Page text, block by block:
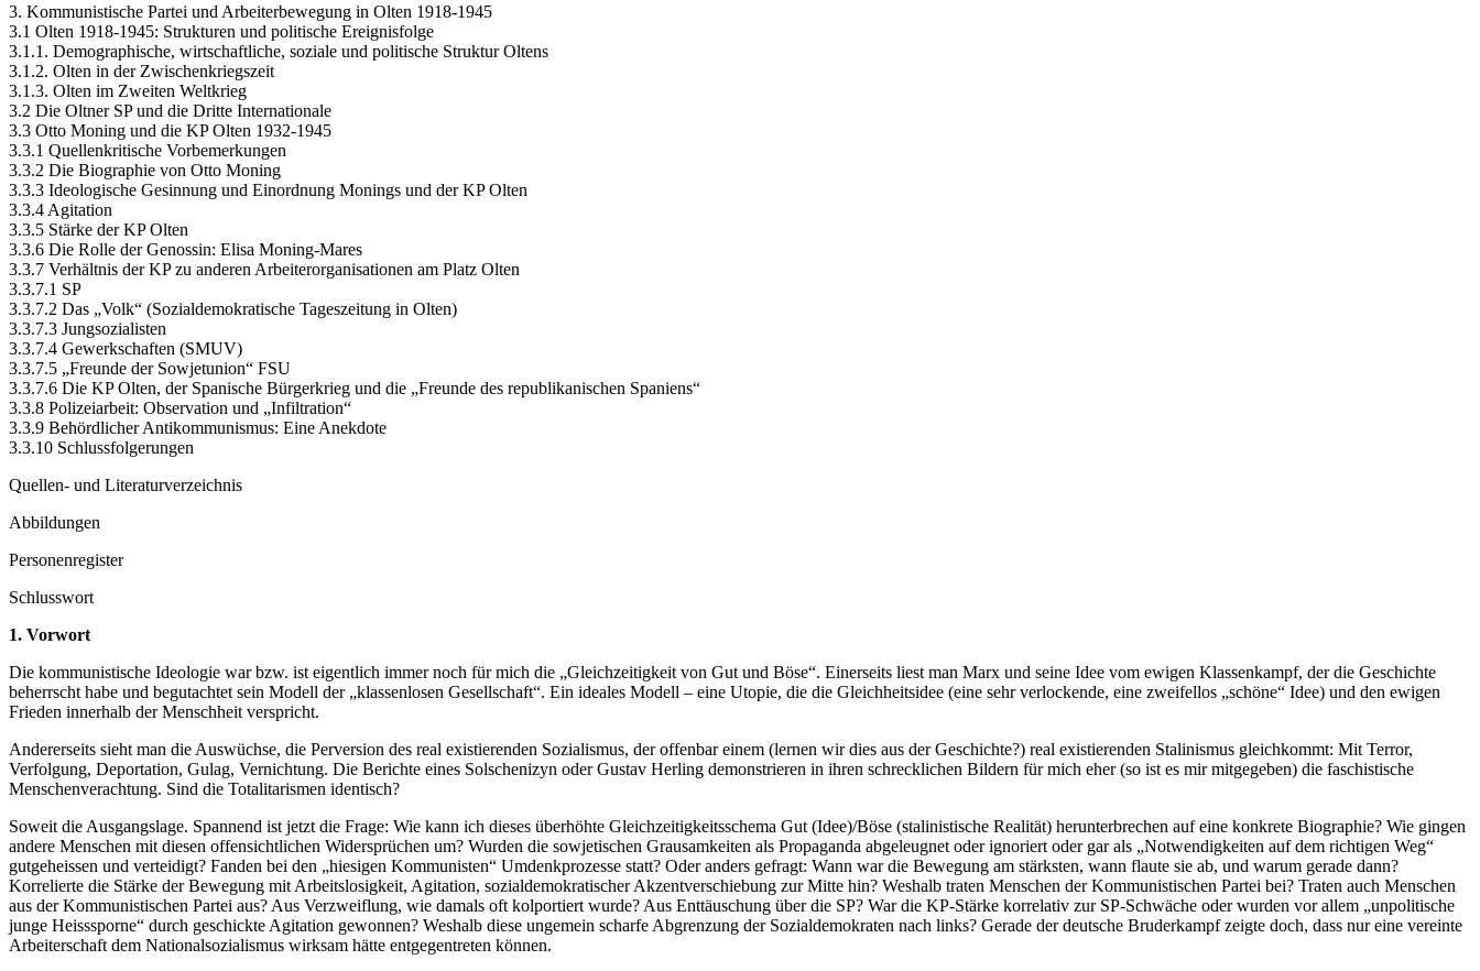
3. Kommunistische Partei und Arbeiterbewegung in Olten 1918-1945
3.1 Olten 1918-1945: Strukturen und politische Ereignisfolge
3.1.1. Demographische, wirtschaftliche, soziale und politische Struktur Oltens
3.1.2. Olten in der Zwischenkriegszeit
3.1.3. Olten im Zweiten Weltkrieg
3.2 Die Oltner SP und die Dritte Internationale
3.3 Otto Moning und die KP Olten 1932-1945
3.3.1 Quellenkritische Vorbemerkungen
3.3.2 Die Biographie von Otto Moning
3.3.3 Ideologische Gesinnung und Einordnung Monings und der KP Olten
3.3.4 Agitation
3.3.5 Stärke der KP Olten
3.3.6 Die Rolle der Genossin: Elisa Moning-Mares
3.3.7 Verhältnis der KP zu anderen Arbeiterorganisationen am Platz Olten
3.3.7.1 SP
3.3.7.2 Das „Volk“ (Sozialdemokratische Tageszeitung in Olten)
3.3.7.3 Jungsozialisten
3.3.7.4 Gewerkschaften (SMUV)
3.3.7.5 „Freunde der Sowjetunion“ FSU
3.3.7.6 Die KP Olten, der Spanische Bürgerkrieg und die „Freunde des republikanischen Spaniens“
3.3.8 Polizeiarbeit: Observation und „Infiltration“
3.3.9 Behördlicher Antikommunismus: Eine Anekdote
3.3.10 Schlussfolgerungen
Quellen- und Literaturverzeichnis
Abbildungen
Personenregister
Schlusswort
1. Vorwort
Die kommunistische Ideologie war bzw. ist eigentlich immer noch für mich die „Gleichzeitigkeit von Gut und Böse“. Einerseits liest man Marx und seine Idee vom ewigen Klassenkampf, der die Geschichte
beherrscht habe und begutachtet sein Modell der „klassenlosen Gesellschaft“. Ein ideales Modell – eine Utopie, die die Gleichheitsidee (eine sehr verlockende, eine zweifellos „schöne“ Idee) und den ewigen
Frieden innerhalb der Menschheit verspricht.
Andererseits sieht man die Auswüchse, die Perversion des real existierenden Sozialismus, der offenbar einem (lernen wir dies aus der Geschichte?) real existierenden Stalinismus gleichkommt: Mit Terror,
Verfolgung, Deportation, Gulag, Vernichtung. Die Berichte eines Solschenizyn oder Gustav Herling demonstrieren in ihren schrecklichen Bildern für mich eher (so ist es mir mitgegeben) die faschistische
Menschenverachtung. Sind die Totalitarismen identisch?
Soweit die Ausgangslage. Spannend ist jetzt die Frage: Wie kann ich dieses überhöhte Gleichzeitigkeitsschema Gut (Idee)/Böse (stalinistische Realität) herunterbrechen auf eine konkrete Biographie? Wie gingen
andere Menschen mit diesen offensichtlichen Widersprüchen um? Wurden die sowjetischen Grausamkeiten als Propaganda abgeleugnet oder ignoriert oder gar als „Notwendigkeiten auf dem richtigen Weg“
gutgeheissen und verteidigt? Fanden bei den „hiesigen Kommunisten“ Umdenkprozesse statt? Oder anders gefragt: Wann war die Bewegung am stärksten, wann flaute sie ab, und warum gerade dann?
Korrelierte die Stärke der Bewegung mit Arbeitslosigkeit, Agitation, sozialdemokratischer Akzentverschiebung zur Mitte hin? Weshalb traten Menschen der Kommunistischen Partei bei? Traten auch Menschen
aus der Kommunistischen Partei aus? Aus Verzweiflung, wie damals oft kolportiert wurde? Aus Enttäuschung über die SP? War die KP-Stärke korrelativ zur SP-Schwäche oder wurden vor allem „unpolitische
junge Heisssporne“ durch geschickte Agitation gewonnen? Weshalb diese ungemein scharfe Abgrenzung der Sozialdemokraten nach links? Gerade der deutsche Bruderkampf zeigte doch, dass nur eine vereinte
Arbeiterschaft dem Nationalsozialismus wirksam hätte entgegentreten können.